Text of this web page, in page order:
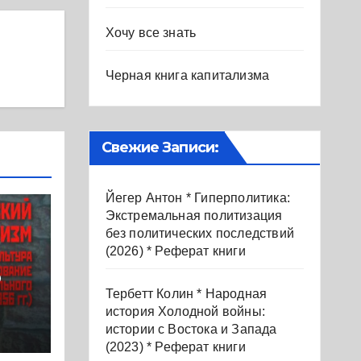
Хочу все знать
Черная книга капитализма
Свежие Записи:
Йегер Антон * Гиперполитика:
Экстремальная политизация
без политических последствий
(2026) * Реферат книги
Тербетт Колин * Народная
история Холодной войны:
истории с Востока и Запада
(2023) * Реферат книги